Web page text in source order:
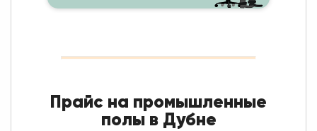
Прайс на промышленные
полы в Дубне